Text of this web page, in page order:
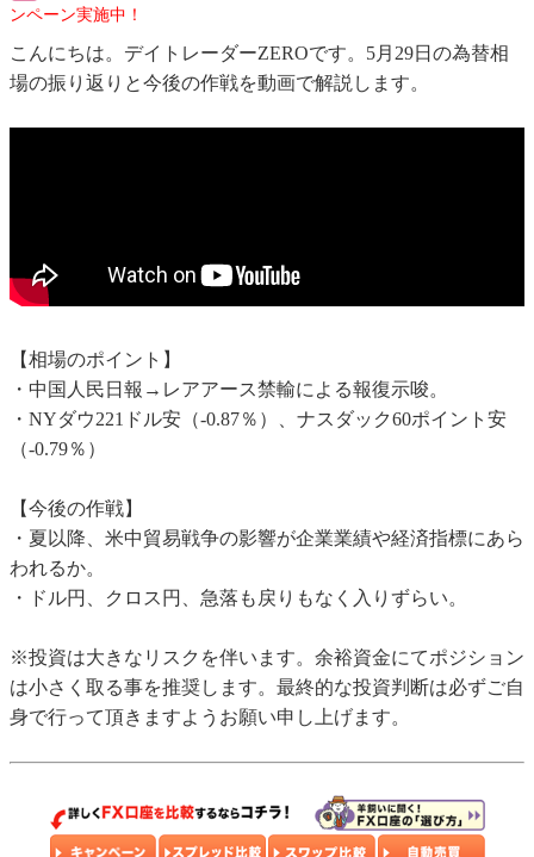
ンペーン実施中！
こんにちは。デイトレーダーZEROです。5月29日の為替相
場の振り返りと今後の作戦を動画で解説します。
【相場のポイント】
・中国人民日報→レアアース禁輸による報復示唆。
・NYダウ221ドル安（-0.87％）、ナスダック60ポイント安
（-0.79％）
【今後の作戦】
・夏以降、米中貿易戦争の影響が企業業績や経済指標にあら
われるか。
・ドル円、クロス円、急落も戻りもなく入りずらい。
※投資は大きなリスクを伴います。余裕資金にてポジション
は小さく取る事を推奨します。最終的な投資判断は必ずご自
身で行って頂きますようお願い申し上げます。